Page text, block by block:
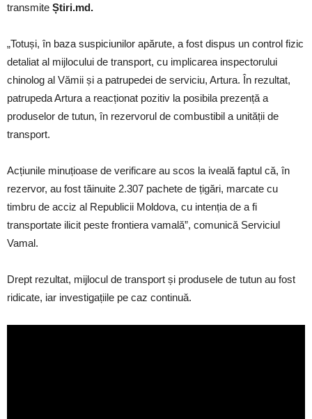
transmite Știri.md.
„Totuși, în baza suspiciunilor apărute, a fost dispus un control fizic
detaliat al mijlocului de transport, cu implicarea inspectorului
chinolog al Vămii și a patrupedei de serviciu, Artura. În rezultat,
patrupeda Artura a reacționat pozitiv la posibila prezență a
produselor de tutun, în rezervorul de combustibil a unității de
transport.
Acțiunile minuțioase de verificare au scos la iveală faptul că, în
rezervor, au fost tăinuite 2.307 pachete de țigări, marcate cu
timbru de acciz al Republicii Moldova, cu intenția de a fi
transportate ilicit peste frontiera vamală”, comunică Serviciul
Vamal.
Drept rezultat, mijlocul de transport și produsele de tutun au fost
ridicate, iar investigațiile pe caz continuă.